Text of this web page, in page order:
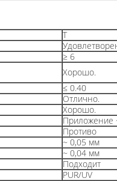
T
≥ 6
Хорошо.
≤ 0.40
Отлично.
Хорошо.
Приложение
Противо
~ 0,05 мм
~ 0,04 мм
Подходит
PUR/UV